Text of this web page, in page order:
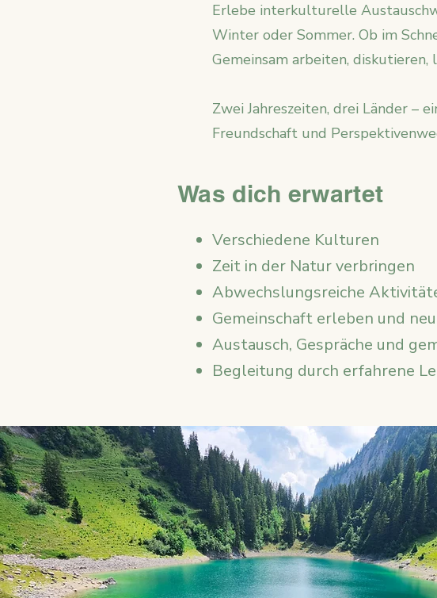
Erlebe interkulturelle
Winter oder Sommer. Ob im
Gemeinsam arbeiten,
Zwei Jahreszeiten, drei Länder –
Freundschaft und
Was dich erwartet
Verschiedene Kulturen
Zeit in der Natur verbringen
Abwechslungsreiche
Gemeinschaft erleben und
Austausch, Gespräche und
Begleitung durch erfahrene